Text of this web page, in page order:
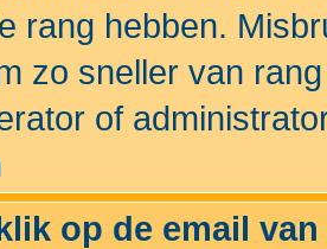
rang hebben.
zo sneller van
of
op de email